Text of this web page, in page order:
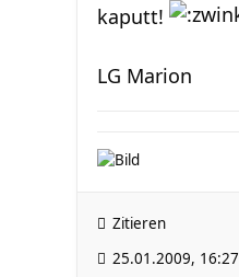
kaputt!
LG Marion
Zitieren
25.01.2009, 16:27